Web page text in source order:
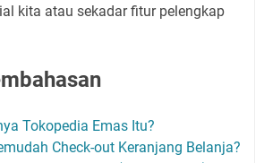
kita atau sekadar fitur pelengkap
Tokopedia Emas Itu?
Check-out Keranjang Belanja?